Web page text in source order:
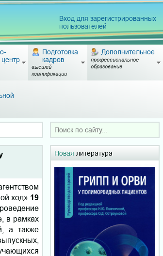
Вход для зарегистрированных
пользователей
Подготовка
кадров
высшей
квалификации
Дополнительное
профессиональное
образование
ход» 19
в рамках
а также
Новая литература